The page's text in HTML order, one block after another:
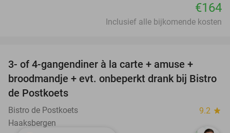
€164
Inclusief alle bijkomende kosten
3- of 4-gangendiner à la carte + amuse +
broodmandje + evt. onbeperkt drank bij Bistro
de Postkoets
Bistro de Postkoets 9.2 star
Haaksbergen